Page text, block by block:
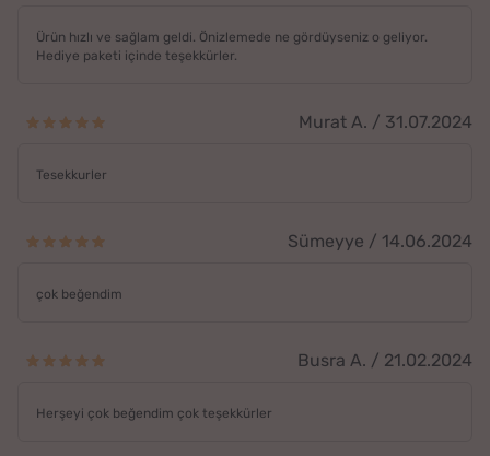
Ürün hızlı ve sağlam geldi. Önizlemede ne gördüyseniz o geliyor.
Hediye paketi içinde teşekkürler.
Murat A. / 31.07.2024
Tesekkurler
Sümeyye / 14.06.2024
çok beğendim
Busra A. / 21.02.2024
Herşeyi çok beğendim çok teşekkürler